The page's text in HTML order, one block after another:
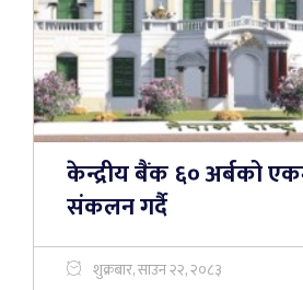
केन्द्रीय बैंक ६० अर्बको
संकलन गर्दै
शुक्रबार, साउन २२, २०८३